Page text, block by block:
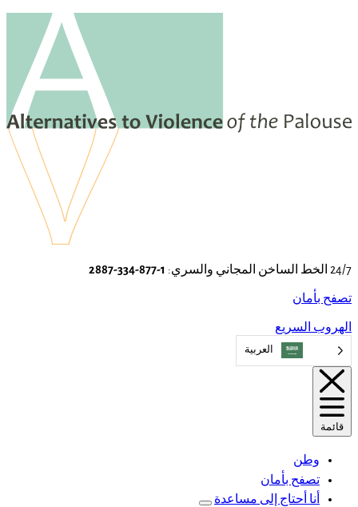
24/7 الخط الساخن المجاني والسري: 1-877-334-2887
تصفح بأمان
اترك
الموقع
بسرعة.
الهروب السريع
العربية‏
قائمة
وطن
تصفح بأمان
أنا أحتاج إلى مساعدة